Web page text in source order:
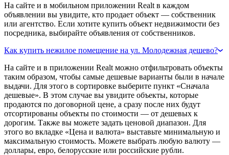
На сайте и в мобильном приложении Realt в каждом
объявлении вы увидите, кто продает объект — собственник
или агентство. Если хотите купить объект недвижимости без
посредника, выбирайте объявления от собственников.
Как купить нежилое помещение на ул. Молодежная дешево?
На сайте и в приложении Realt можно отфильтровать объекты
таким образом, чтобы самые дешевые варианты были в начале
выдачи. Для этого в сортировке выберите пункт «Сначала
дешевые». В этом случае вы увидите объекты, которые
продаются по договорной цене, а сразу после них будут
отсортированы объекты по стоимости — от дешевых к
дорогим. Также вы можете задать ценовой диапазон. Для
этого во вкладке «Цена и валюта» выставьте минимальную и
максимальную стоимость. Можете выбрать любую валюту —
доллары, евро, белорусские или российские рубли.